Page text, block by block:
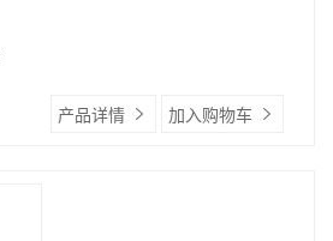
产品详情 加入购物车